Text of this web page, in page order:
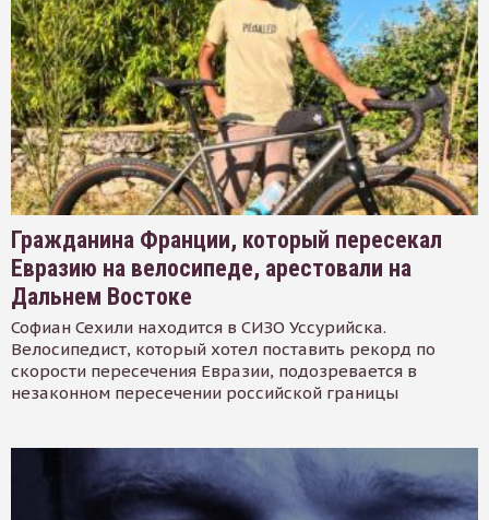
Гражданина Франции, который пересекал
Евразию на велосипеде, арестовали на
Дальнем Востоке
Софиан Сехили находится в СИЗО Уссурийска.
Велосипедист, который хотел поставить рекорд по
скорости пересечения Евразии, подозревается в
незаконном пересечении российской границы